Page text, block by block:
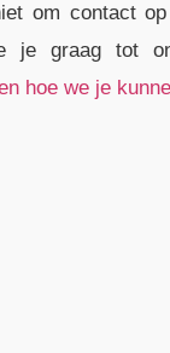
om contact
je graag tot
hoe we je